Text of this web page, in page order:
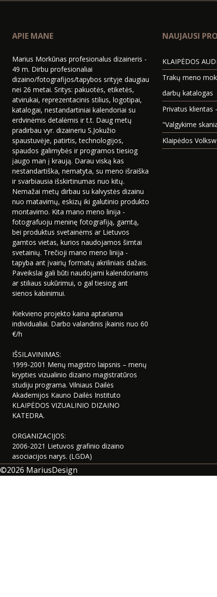
APIE MANE
Marius Morkūnas profesionalus dizaineris -
49 m. Dirbu profesionaliai
dizaino/fotografijos/tapybos srityje daugiau
nei 26 metai. Sritys: pakuotės, etiketės,
atvirukai, reprezentacinis stilius, logotipai,
katalogai, nestandartiniai kalendoriai su
erdvinėmis detalėmis ir t.t. Daug metų
pradirbau vyr. dizaineriu S.Jokužio
spaustuvėje, patirtis, technologijos,
spaudos galimybės ir programos tiesiog
įaugo man į kraują. Darau viską kas
nestandartiška, nematyta, su meno išraiška
ir svarbiausia išskirtinumas nuo kitų.
Nemažai metų dirbau su kalvystės dizainu
nuo matavimų, eskizų iki galutinio produkto
montavimo. Kita mano meno linija -
fotografuoju meninę fotografiją, gamtą,
bei produktus svetainėms ar Lietuvos
gamtos vietas, kurios naudojamos šimtai
svetainių. Trečioji mano meno linija -
tapyba ant įvairių formatų akriliniais dažais.
Paveikslai gali būti naudojami kalendoriams
ar stiliaus sukūrimui, o gal tiesiog ant
sienos kabinimui.
Kiekvieno projekto kaina aptariama
individualiai. Darbo valandinis įkainis nuo 60
€/h
IŠSILAVINIMAS:
1999-2001 Menų magistro laipsnis – menų
krypties vizualinio dizaino magistratūros
studiju programa. Vilniaus Dailės
Akademijos Kauno Dailės Instituto
KLAIPĖDOS VIZUALINIO DIZAINO
KATEDRA.
ORGANIZACIJOS:
2006-2021 Lietuvos grafinio dizaino
asociacijos narys. (LGDA)
NAUJAUSI
KLAIPĖDOS
Trakų meno
darbų katalogas
Privatus klientas
"Valgykime
Klaipėdos
©2026 MariusDesign